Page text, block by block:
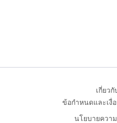
เกี่ยวกั
ข้อกำหนดและเงื่
นโยบายควา